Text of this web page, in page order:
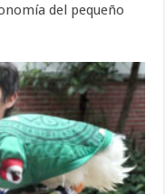
del pequeño